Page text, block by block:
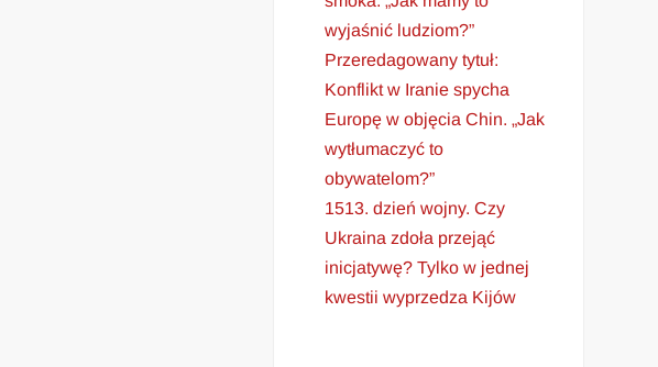
wyjaśnić ludziom?”
Przeredagowany tytuł:
Konflikt w Iranie spycha
Europę w objęcia Chin. „Jak
wytłumaczyć to
obywatelom?”
1513. dzień wojny. Czy
Ukraina zdoła przejąć
inicjatywę? Tylko w jednej
kwestii wyprzedza Kijów